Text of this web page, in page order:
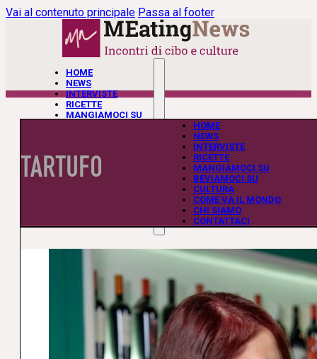
Vai al contenuto principale Passa al footer
HOME
NEWS
INTERVISTE
RICETTE
MANGIAMOCI SU
CHI SIAMO
CONTATTACI
HOME
NEWS
INTERVISTE
RICETTE
MANGIAMOCI SU
BEVIAMOCI SU
CULTURA
COME VA IL MONDO
CHI SIAMO
CONTATTACI
TARTUFO